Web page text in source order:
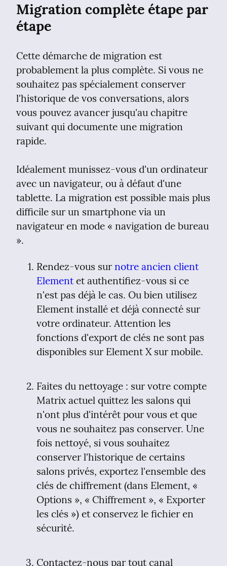
Migration complète étape par
étape
Cette démarche de migration est
probablement la plus complète. Si vous ne
souhaitez pas spécialement conserver
l'historique de vos conversations, alors
vous pouvez avancer jusqu'au chapitre
suivant qui documente une migration
rapide.
Idéalement munissez-vous d'un ordinateur
avec un navigateur, ou à défaut d'une
tablette. La migration est possible mais plus
difficile sur un smartphone via un
navigateur en mode « navigation de bureau
».
Rendez-vous sur notre ancien client
Element et authentifiez-vous si ce
n'est pas déjà le cas. Ou bien utilisez
Element installé et déjà connecté sur
votre ordinateur. Attention les
fonctions d'export de clés ne sont pas
disponibles sur Element X sur mobile.
Faites du nettoyage : sur votre compte
Matrix actuel quittez les salons qui
n'ont plus d'intérêt pour vous et que
vous ne souhaitez pas conserver. Une
fois nettoyé, si vous souhaitez
conserver l'historique de certains
salons privés, exportez l'ensemble des
clés de chiffrement (dans Element, «
Options », « Chiffrement », « Exporter
les clés ») et conservez le fichier en
sécurité.
Contactez-nous par tout canal